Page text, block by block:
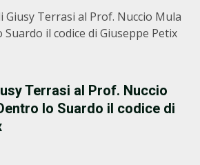
Giusy Terrasi al Prof. Nuccio Mula
il codice di Giuseppe Petix
Terrasi al Prof. Nuccio
lo Suardo il codice di